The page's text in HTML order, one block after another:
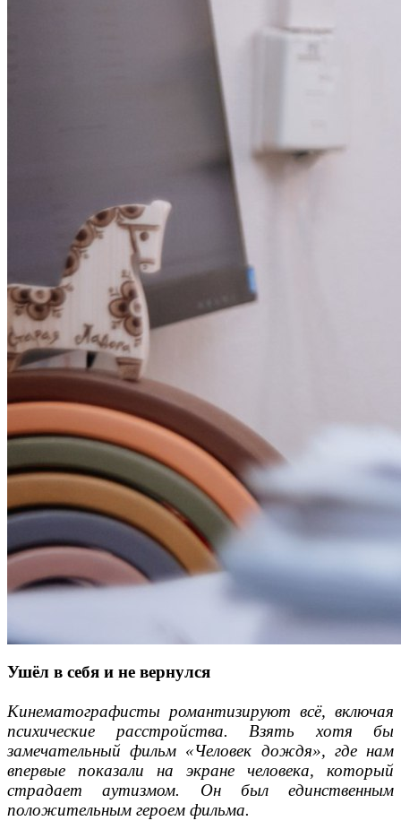
Ушёл в себя и не вернулся
Кинематографисты романтизируют всё, включая
психические расстройства. Взять хотя бы
замечательный фильм «Человек дождя», где нам
впервые показали на экране человека, который
страдает аутизмом. Он был единственным
положительным героем фильма.